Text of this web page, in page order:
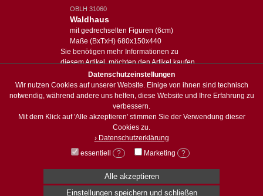
Datenschutzeinstellungen
Wir nutzen Cookies auf unserer Website. Einige von ihnen sind technisch
notwendig, während andere uns helfen, diese Website und Ihre Erfahrung zu
verbessern.
Mit dem Klick auf 'Alle akzeptieren' stimmen Sie der Verwendung dieser
Cookies zu.
› Datenschutzerklärung
essentiell ? Marketing ?
Alle akzeptieren
Einstellungen speichern und schließen
OBLH 31060
Waldhaus
mit gedrechselten Figuren (6cm)
Maße (BxTxH) 680x150x440
Sie benötigen mehr Informationen zu
diesem Artikel, möchten den Artikel kaufen
oder haben eine spezielle Anfrage:
Anfrage zum Artikel
zum Sortiment
© Holzwerkstatt Weisbach
Dorfstraße 49 · 08297 Zwßnitz/OT Brünlos
info@holzwerkstatt-weisbach.de